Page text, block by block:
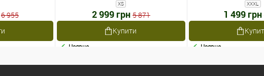
6 955
XS
2 999 грн 5 871
Купити
Наявне
XXXL
1 499 грн
Наявне